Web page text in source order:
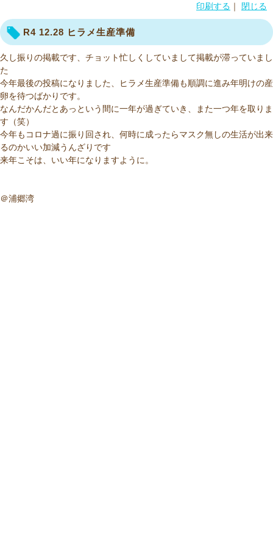
印刷する ｜ 閉じる
R4 12.28 ヒラメ生産準備
久し振りの掲載です、チョット忙しくしていまして掲載が滞っていまし
た
今年最後の投稿になりました、ヒラメ生産準備も順調に進み年明けの産
卵を待つばかりです。
なんだかんだとあっという間に一年が過ぎていき、また一つ年を取りま
す（笑）
今年もコロナ過に振り回され、何時に成ったらマスク無しの生活が出来
るのかいい加減うんざりです
来年こそは、いい年になりますように。
＠浦郷湾